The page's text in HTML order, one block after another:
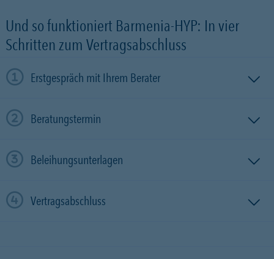
Und so funktioniert Barmenia-HYP: In vier
Schritten zum Vertragsabschluss
Erstgespräch mit Ihrem Berater
Beratungstermin
Beleihungsunterlagen
Vertragsabschluss